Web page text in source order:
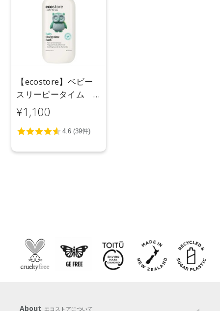
【ecostore】ベビー
スリーピータイム
200mL
¥1,100
About エコストアについて